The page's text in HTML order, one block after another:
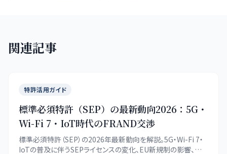
関連記事
特許活用ガイド
標準必須特許（SEP）の最新動向2026：5G・
Wi-Fi 7・IoT時代のFRAND交渉
標準必須特許（SEP）の2026年最新動向を解説。5G・Wi-Fi 7・
IoTの普及に伴うSEPライセンスの変化、EU新規制の影響、